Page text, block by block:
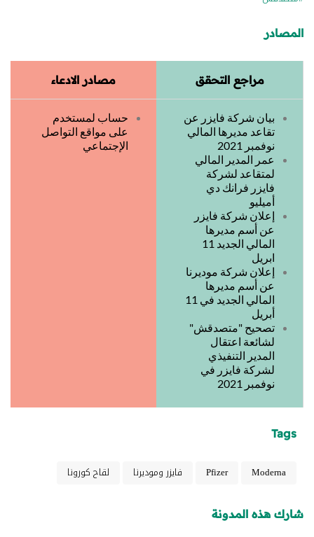
المصادر
مراجع التحقق مصادر الادعاء
بيان شركة فايزر عن
تقاعد مديرها المالي
نوفمبر 2021
عمر المدير المالي
لمتقاعد لشركة
فايزر فرانك دي
أميليو
إعلان شركة فايزر
عن أسم مديرها
المالي الجديد 11
ابريل
إعلان شركة موديرنا
عن أسم مديرها
المالي الجديد في 11
أبريل
تصحيح "متصدقش"
لشائعة اعتقال
المدير التنفيذي
لشركة فايزر في
نوفمبر 2021
حساب لمستخدم
على مواقع التواصل
الإجتماعي
Tags
Moderna
Pfizer فايزر وموديرنا لقاح كورونا
شارك هذه المدونة